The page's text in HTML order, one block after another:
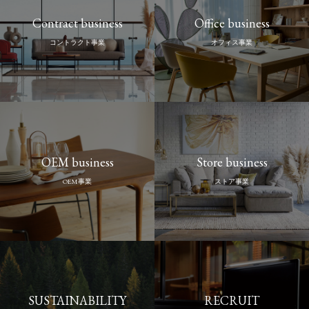
Contract business
コントラクト事業
Office business
オフィス事業
OEM business
OEM事業
Store business
ストア事業
SUSTAINABILITY RECRUIT